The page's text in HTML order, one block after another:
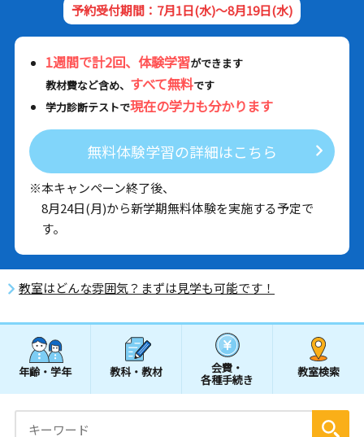
予約受付期間：7月1日(水)～8月19日(水)
1週間で計2回、体験学習ができます
教材費など含め、 すべて無料です
学力診断テストで現在の学力も分かります
無料体験学習の詳細はこちら
※本キャンペーン終了後、
8月24日(月)から新学期無料体験を実施する予定で
す。
教室はどんな雰囲気？まずは見学も可能です！
年齢・学年 教科・教材 会費・
各種手続き
教室検索